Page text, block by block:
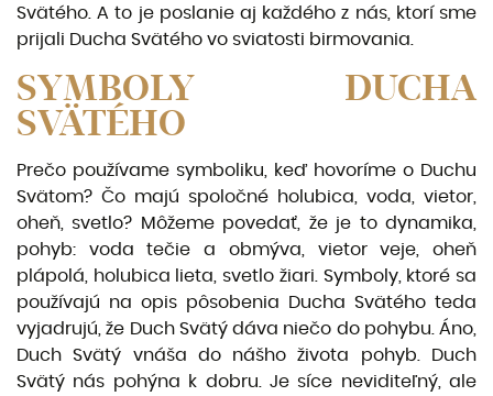
Svätého. A to je poslanie aj každého z nás, ktorí sme
prijali Ducha Svätého vo sviatosti birmovania.
SYMBOLY DUCHA
SVÄTÉHO
Prečo používame symboliku, keď hovoríme o Duchu
Svätom? Čo majú spoločné holubica, voda, vietor,
oheň, svetlo? Môžeme povedať, že je to dynamika,
po­hyb: voda tečie a obmýva, vietor veje, oheň
plápolá, holubica lieta, svetlo žiari. Symboly, ktoré sa
používajú na opis pôsobenia Ducha Svätého teda
vyjadrujú, že Duch Svätý dáva niečo do pohybu. Áno,
Duch Svätý vnáša do nášho života pohyb. Duch
Svätý nás pohýna k dobru. Je síce neviditeľný, ale